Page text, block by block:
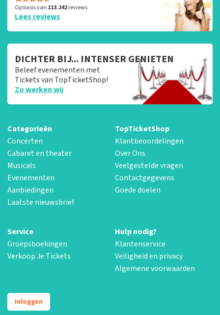
Op basis van 113.242reviews
Lees reviews
DICHTER BIJ... INTENSER GENIETEN
Beleef evenementen met
Tickets van TopTicketShop!
Zo werken wij
Categorieën
Concerten
Cabaret en theater
Musicals
Evenementen
Aanbiedingen
Laatste nieuwsbrief
TopTicketShop
Klantbeoordelingen
Over Ons
Veelgestelde vragen
Contactgegevens
Goede doelen
Service
Groepsboekingen
Verkoop Je Tickets
Hulp nodig?
Klantenservice
Veiligheid en privacy
Algemene voorwaarden
Inloggen